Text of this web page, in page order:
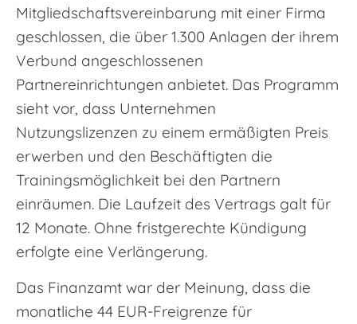
Mitgliedschaftsvereinbarung mit einer Firma
geschlossen, die über 1.300 Anlagen der ihrem
Verbund angeschlossenen
Partnereinrichtungen anbietet. Das Programm
sieht vor, dass Unternehmen
Nutzungslizenzen zu einem ermäßigten Preis
erwerben und den Beschäftigten die
Trainingsmöglichkeit bei den Partnern
einräumen. Die Laufzeit des Vertrags galt für
12 Monate. Ohne fristgerechte Kündigung
erfolgte eine Verlängerung.
Das Finanzamt war der Meinung, dass die
monatliche 44 EUR-Freigrenze für